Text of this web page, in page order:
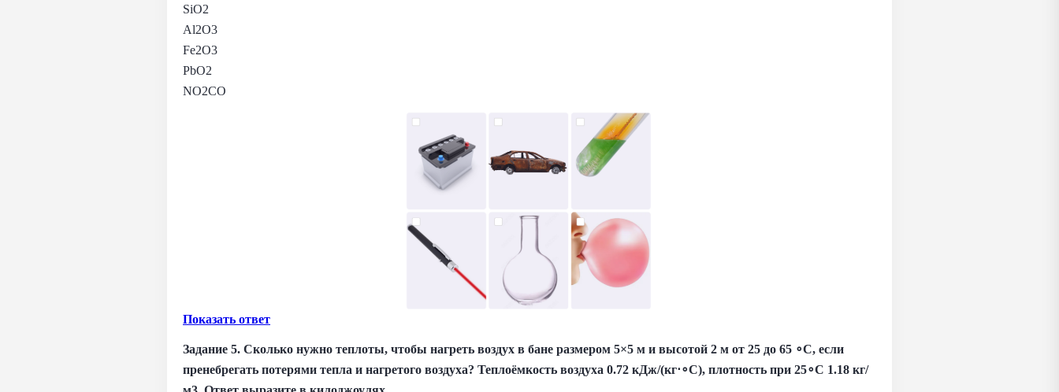
SiO2
Al2O3
Fe2O3
PbO2
NO2CO
Показать ответ
Задание 5. Сколько нужно теплоты, чтобы нагреть воздух в бане размером 5×5 м и высотой 2 м от 25 до 65 ∘C, если
пренебрегать потерями тепла и нагретого воздуха? Теплоёмкость воздуха 0.72 кДж/(кг⋅∘C), плотность при 25∘C 1.18 кг/